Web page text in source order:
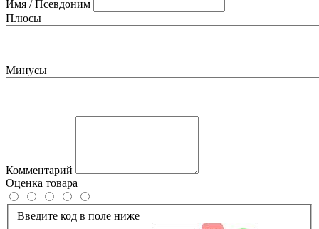
Имя / Псевдоним
Плюсы
Минусы
Комментарий
Оценка товара
Введите код в поле ниже